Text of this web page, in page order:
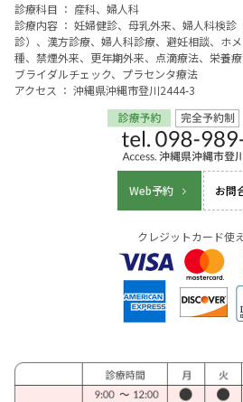
診療科目 ： 産科、婦人科
診療内容 ： 妊婦健診、母乳外来、婦人科検診
診）、漢方診療、婦人科診療、避妊相談、ホ
種、禁煙外来、更年期外来、点滴療法、栄養療
ブライダルチェック、プラセンタ療法
アクセス ： 沖縄県沖縄市登川2444-3
Web予約 お問
クレジットカード使